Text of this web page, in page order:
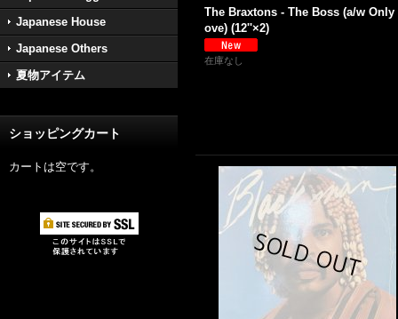
Japanese House
Japanese Others
夏物アイテム
ショッピングカート
カートは空です。
The Braxtons - The Boss (a/w Only
ove) (12''×2)
在庫なし